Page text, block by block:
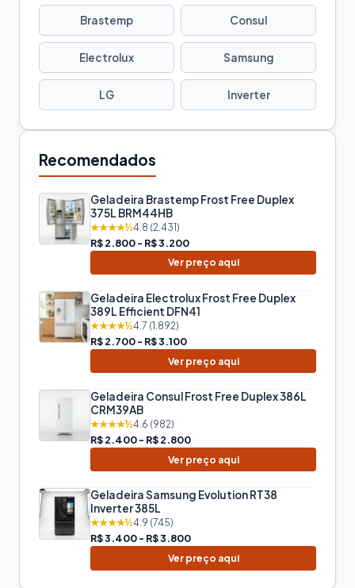
Brastemp Consul
Electrolux Samsung
LG Inverter
Recomendados
Geladeira Brastemp Frost Free Duplex
375L BRM44HB
★★★★½4.8 (2.431)
R$ 2.800 - R$ 3.200
Ver preço aqui
Geladeira Electrolux Frost Free Duplex
389L Efficient DFN41
★★★★½4.7 (1.892)
R$ 2.700 - R$ 3.100
Ver preço aqui
Geladeira Consul Frost Free Duplex 386L
CRM39AB
★★★★½4.6 (982)
R$ 2.400 - R$ 2.800
Ver preço aqui
Geladeira Samsung Evolution RT38
Inverter 385L
★★★★½4.9 (745)
R$ 3.400 - R$ 3.800
Ver preço aqui